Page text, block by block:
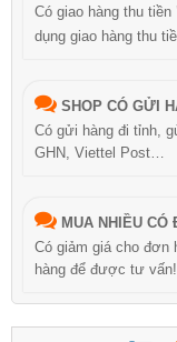
Có giao hàng thu tiền
dụng giao hàng thu
SHOP CÓ GỬI
Có gửi hàng đi tỉnh,
GHN, Viettel Post…
MUA NHIỀU CÓ
Có giảm giá cho đơn
hàng để được tư vấn!